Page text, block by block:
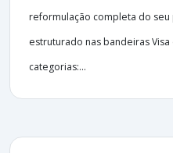
reformulação completa do
estruturado nas bandeiras
categorias:...